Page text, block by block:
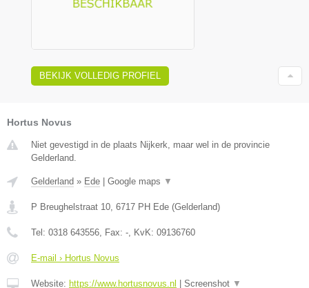
BEKIJK VOLLEDIG PROFIEL
Hortus Novus
Niet gevestigd in de plaats Nijkerk, maar wel in de provincie
Gelderland.
Gelderland » Ede Google maps ▼
P Breughelstraat 10, 6717 PH Ede (Gelderland)
Tel: 0318 643556, Fax: -, KvK: 09136760
E-mail › Hortus Novus
Website: https://www.hortusnovus.nl Screenshot ▼